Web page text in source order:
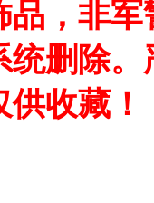
，非军
删除。
收藏！